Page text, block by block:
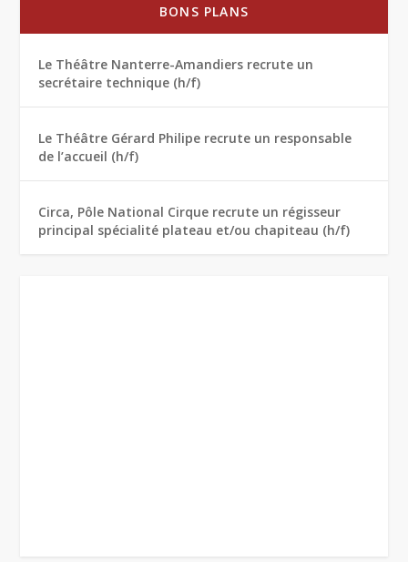
BONS PLANS
Le Théâtre Nanterre-Amandiers recrute un
secrétaire technique (h/f)
Le Théâtre Gérard Philipe recrute un responsable
de l’accueil (h/f)
Circa, Pôle National Cirque recrute un régisseur
principal spécialité plateau et/ou chapiteau (h/f)